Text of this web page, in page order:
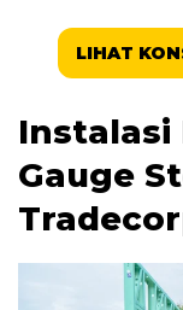
LIHAT
Instalasi
Gauge